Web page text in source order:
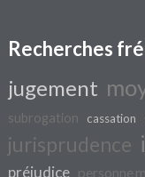
Recherches
jugement
subrogation cassation
jurisprudence
préjudice personne